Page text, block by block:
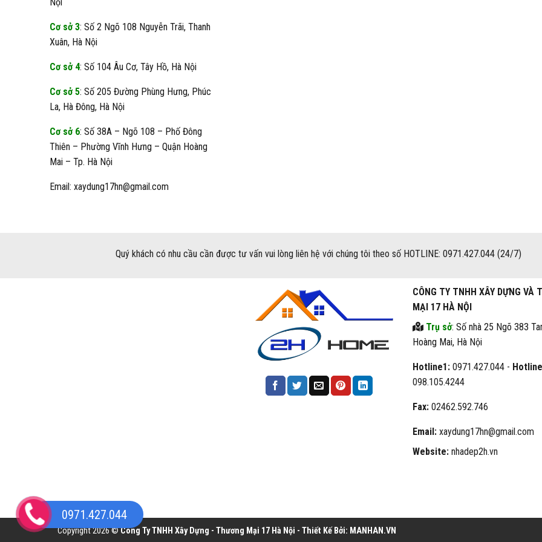
Cơ sở 3: Số 2 Ngõ 108 Nguyễn Trãi, Thanh
Xuân, Hà Nội
Cơ sở 4: Số 104 Âu Cơ, Tây Hồ, Hà Nội
Cơ sở 5: Số 205 Đường Phùng Hưng, Phúc
La, Hà Đông, Hà Nội
Cơ sở 6: Số 38A – Ngõ 108 – Phố Đông
Thiên – Phường Vĩnh Hưng – Quận Hoàng
Mai – Tp. Hà Nội
Email: xaydung17hn@gmail.com
Quý khách có nhu cầu cần được tư vấn vui lòng liên hệ với chúng tôi theo số HOTLINE: 0971.427.044 (24/7)
CÔNG TY TNHH XÂY DỰNG VÀ
MẠI 17 HÀ NỘI
Trụ sở: Số nhà 25 Ngõ 383
Hoàng Mai, Hà Nội
Hotline1:0971.427.044 -
098.105.4244
Fax:02462.592.746
Email:xaydung17hn@gmail.com
Website:nhadep2h.vn
Copyright 2026 ©Công Ty TNHH Xây Dựng - Thương Mại 17 Hà Nội - Thiết Kế Bởi: MANHAN.VN
0971.427.044